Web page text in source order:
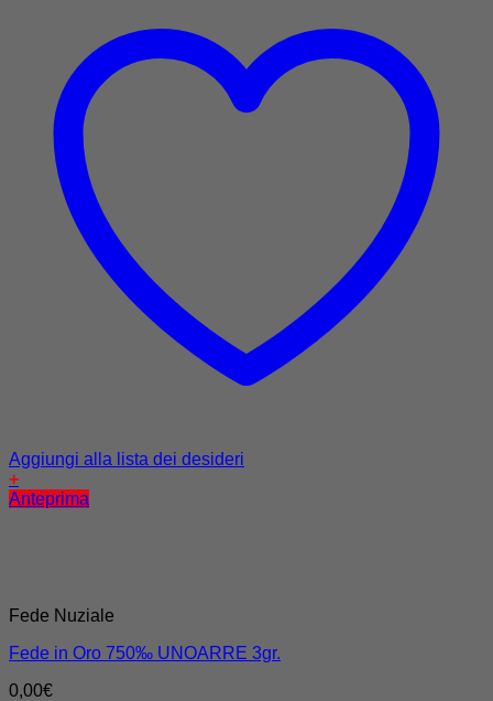
Aggiungi alla lista dei desideri
+
Anteprima
Fede Nuziale
Fede in Oro 750‰ UNOARRE 3gr.
0,00€